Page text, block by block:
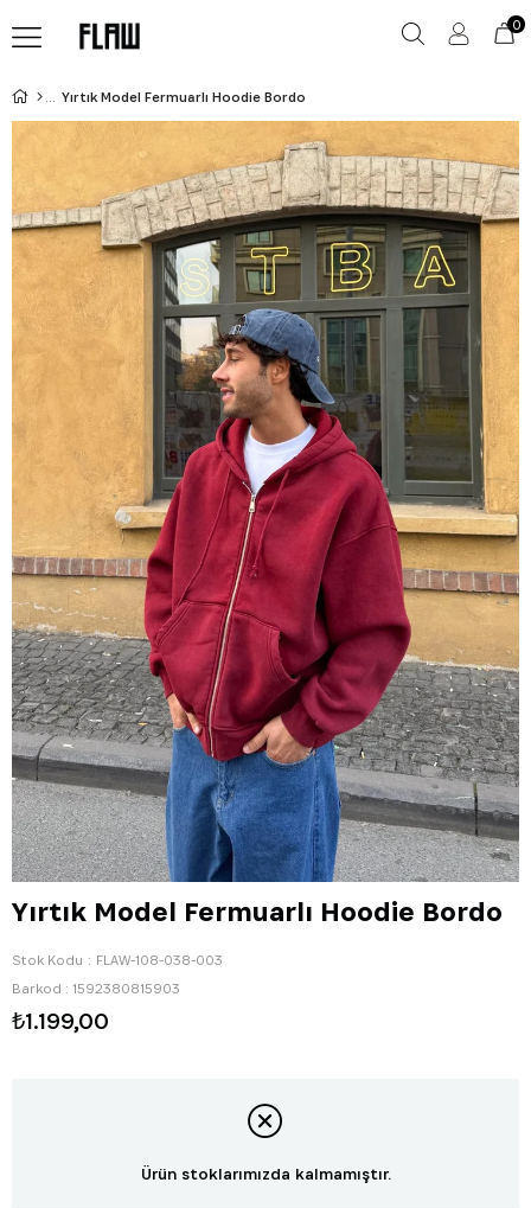
0
Yırtık Model Fermuarlı Hoodie Bordo
Yırtık Model Fermuarlı Hoodie Bordo
Stok Kodu
FLAW-108-038-003
Barkod : 1592380815903
₺1.199,00
Ürün stoklarımızda kalmamıştır.